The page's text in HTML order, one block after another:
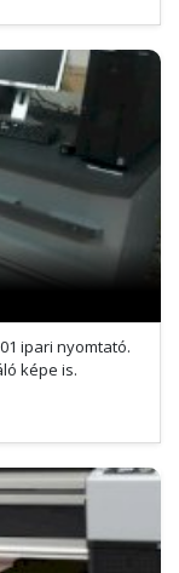
ipari nyomtató.
képe is.